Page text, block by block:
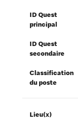
ID Quest
principal
ID Quest
secondaire
Classification
du poste
Lieu(x)